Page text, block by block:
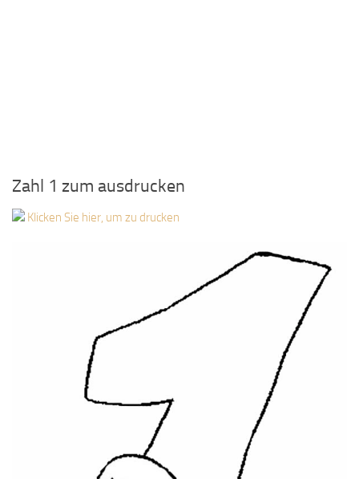
Zahl 1 zum ausdrucken
Klicken Sie hier, um zu drucken